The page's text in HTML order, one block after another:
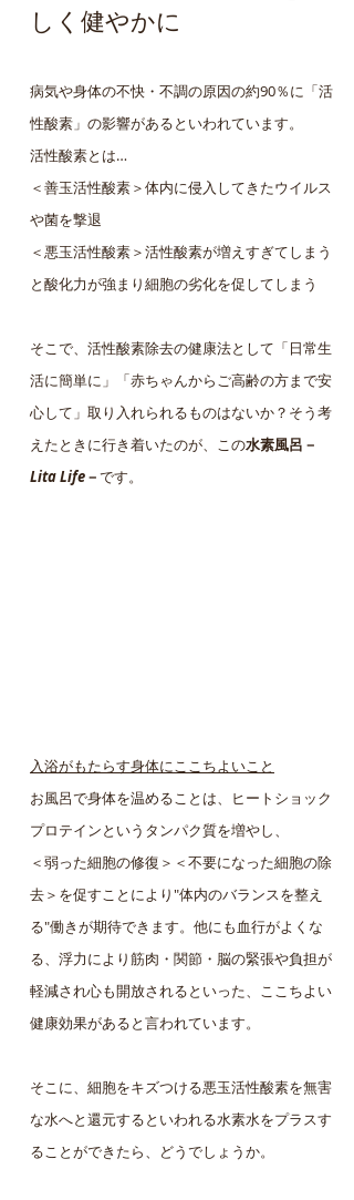
しく健やかに
病気や身体の不快・不調の原因の約90％に「活
性酸素」の影響があるといわれています。
活性酸素とは…
＜善玉活性酸素＞体内に侵入してきたウイルス
や菌を撃退
＜悪玉活性酸素＞活性酸素が増えすぎてしまう
と酸化力が強まり細胞の劣化を促してしまう
そこで、活性酸素除去の健康法として「日常生
活に簡単に」「赤ちゃんからご高齢の方まで安
心して」取り入れられるものはないか？そう考
えたときに行き着いたのが、この水素風呂－
Lita Life－です。
入浴がもたらす身体にここちよいこと
お風呂で身体を温めることは、ヒートショック
プロテインというタンパク質を増やし、
＜弱った細胞の修復＞＜不要になった細胞の除
去＞を促すことにより"体内のバランスを整え
る"働きが期待できます。他にも血行がよくな
る、浮力により筋肉・関節・脳の緊張や負担が
軽減され心も開放されるといった、ここちよい
健康効果があると言われています。
そこに、細胞をキズつける悪玉活性酸素を無害
な水へと還元するといわれる水素水をプラスす
ることができたら、どうでしょうか。